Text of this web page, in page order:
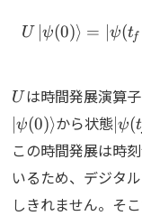
U ∣ψ(0)⟩ = ψ(tf
U
U は時間発展演算
∣ψ(0)⟩から状態∣ψ(t
この時間発展は時刻
いるため、デジタ
しきれません。そ